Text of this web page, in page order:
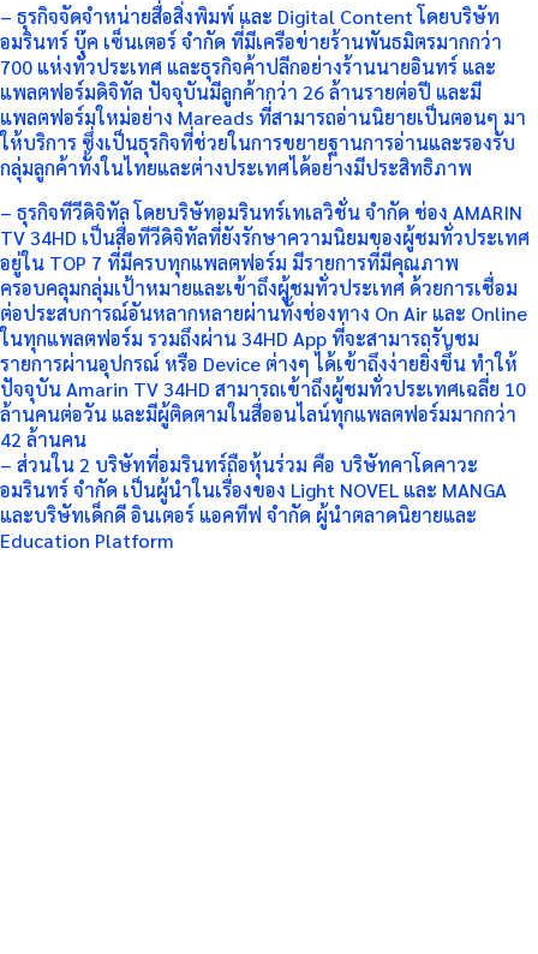
– ธุรกิจจัดจำหน่ายสื่อสิ่งพิมพ์ และ Digital Content โดยบริษัท
อมรินทร์ บุ๊ค เซ็นเตอร์ จำกัด ที่มีเครือข่ายร้านพันธมิตรมากกว่า
700 แห่งทั่วประเทศ และธุรกิจค้าปลีกอย่างร้านนายอินทร์ และ
แพลตฟอร์มดิจิทัล ปัจจุบันมีลูกค้ากว่า 26 ล้านรายต่อปี และมี
แพลตฟอร์มใหม่อย่าง Mareads ที่สามารถอ่านนิยายเป็นตอนๆ มา
ให้บริการ ซึ่งเป็นธุรกิจที่ช่วยในการขยายฐานการอ่านและรองรับ
กลุ่มลูกค้าทั้งในไทยและต่างประเทศได้อย่างมีประสิทธิภาพ
– ธุรกิจทีวีดิจิทัล โดยบริษัทอมรินทร์เทเลวิชั่น จำกัด ช่อง AMARIN
TV 34HD เป็นสื่อทีวีดิจิทัลที่ยังรักษาความนิยมของผู้ชมทั่วประเทศ
อยู่ใน TOP 7 ที่มีครบทุกแพลตฟอร์ม มีรายการที่มีคุณภาพ
ครอบคลุมกลุ่มเป้าหมายและเข้าถึงผู้ชมทั่วประเทศ ด้วยการเชื่อม
ต่อประสบการณ์อันหลากหลายผ่านทั้งช่องทาง On Air และ Online
ในทุกแพลตฟอร์ม รวมถึงผ่าน 34HD App ที่จะสามารถรับชม
รายการผ่านอุปกรณ์ หรือ Device ต่างๆ ได้เข้าถึงง่ายยิ่งขึ้น ทำให้
ปัจจุบัน Amarin TV 34HD สามารถเข้าถึงผู้ชมทั่วประเทศเฉลี่ย 10
ล้านคนต่อวัน และมีผู้ติดตามในสื่ออนไลน์ทุกแพลตฟอร์มมากกว่า
42 ล้านคน
– ส่วนใน 2 บริษัทที่อมรินทร์ถือหุ้นร่วม คือ บริษัทคาโดคาวะ
อมรินทร์ จำกัด เป็นผู้นำในเรื่องของ Light NOVEL และ MANGA
และบริษัทเด็กดี อินเตอร์ แอคทีฟ จำกัด ผู้นำตลาดนิยายและ
Education Platform